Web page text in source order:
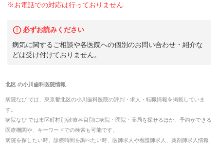
※お電話での対応は行っておりません
必ずお読みください
病気に関するご相談や各医院への個別のお問い合わせ・紹介な
どは受け付けておりません。
北区の小川歯科医院情報
病院なび では、 東京都北区の小川歯科医院の評判・求人・転職情報を掲載していま
す。
病院なび では市区町村別/診療科目別に病院・医院・薬局を探せるほか、予約ができる
医療機関や、キーワードでの検索も可能です。
病院を探したい時、診療時間を調べたい時、医師求人や看護師求人、薬剤師求人情報